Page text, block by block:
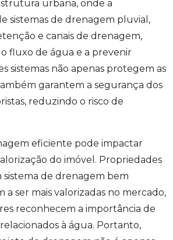
urbana, onde a
sistemas de drenagem pluvial,
e canais de drenagem,
fluxo de água e a prevenir
sistemas não apenas protegem as
garantem a segurança dos
reduzindo o risco de
eficiente pode impactar
do imóvel. Propriedades
de drenagem bem
ser mais valorizadas no mercado,
reconhecem a importância de
à água. Portanto,